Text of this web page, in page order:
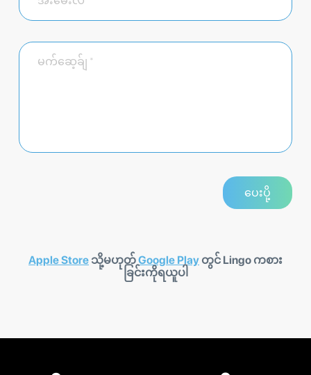
Apple Store သို့မဟုတ်Google Play တွင် Lingo ကစား
ခြင်းကိုရယူပါ